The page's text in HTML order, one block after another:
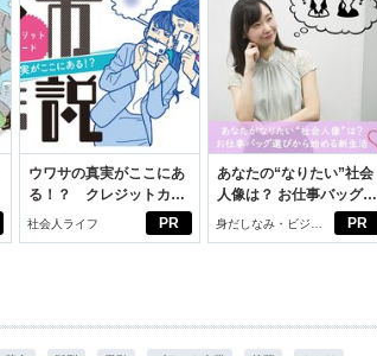
PR
ウワサの真実がここにあ
る！？ クレジットカー
ドの都市伝説
社会人ライフ PR
あなたの“なりたい”社会
人像は？ お仕事バッグ選
びから始める新生活
身だしなみ・ビジネ
スアイテム